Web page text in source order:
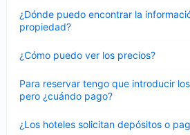
¿Dónde puedo encontrar la
propiedad?
cerrado
¿Cómo puedo ver los precios?
cerrado
Para reservar tengo que introducir
pero ¿cuándo pago?
cerrado
¿Los hoteles solicitan depósitos o
cerrado